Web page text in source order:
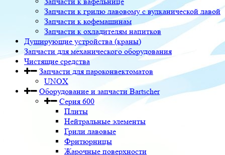
Запчасти к грилю лавовому с вулканической лавой
Запчасти к кофемашинам
Запчасти к охладителям напитков
Душирующие устройства (краны)
Запчасти для механического оборудования
Чистящие средства
Запчасти для пароконвектоматов
UNOX
Оборудование и запчасти Bartscher
Серия 600
Плиты
Нейтральные элементы
Грили лавовые
Фритюрницы
Жарочные поверхности